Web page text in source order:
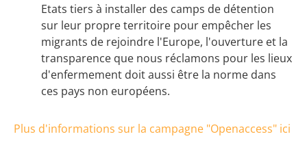
Etats tiers à installer des camps de détention
sur leur propre territoire pour empêcher les
migrants de rejoindre l'Europe, l'ouverture et la
transparence que nous réclamons pour les lieux
d'enfermement doit aussi être la norme dans
ces pays non européens.
Plus d'informations sur la campagne "Openaccess" ici